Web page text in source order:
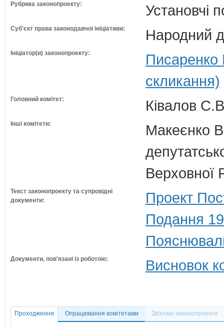
Рубрика законопроекту: Установчі
Суб'єкт права законодавчої ініціативи: Народний
Ініціатор(и) законопроекту:
Писаренко
скликання)
Головний комітет: Ківалов
Інші комітети:
Макеєнко
Верховної
Текст законопроекту та супровідні
документи:
Проект
Подання
Документи, пов'язані із роботою: Висновок
Проходження Опрацювання комітетами Зв'язані законопроекти